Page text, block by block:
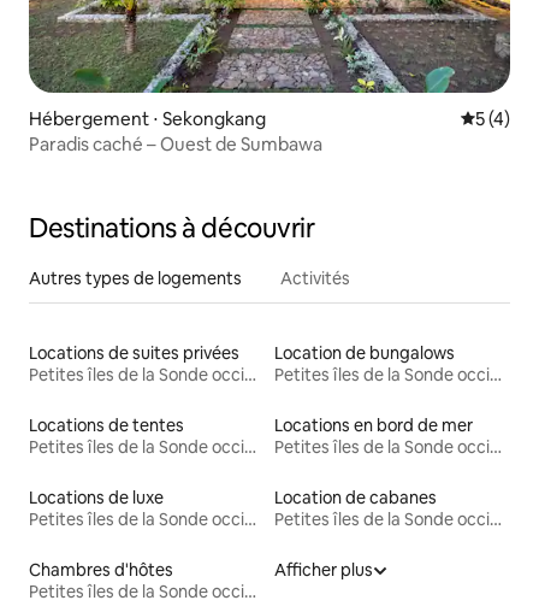
Hébergement ⋅ Sekongkang
5 (4)
Paradis caché – Ouest de Sumbawa
Destinations à découvrir
Autres types de logements Activités
Locations de suites privées
Petites îles de la Sonde occidentales
Location de bungalows
Petites îles de la Sonde occidentales
Locations de tentes
Petites îles de la Sonde occidentales
Locations en bord de mer
Petites îles de la Sonde occidentales
Locations de luxe
Petites îles de la Sonde occidentales
Location de cabanes
Petites îles de la Sonde occidentales
Chambres d'hôtes
Petites îles de la Sonde occidentales
Afficher plus